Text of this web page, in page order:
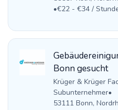
•€22 - €34 /
Bonn gesucht
Krüger & Krüger
Subunternehmer•
53111 Bonn,